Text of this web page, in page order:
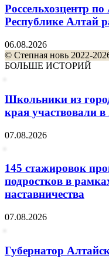
Россельхозцентр
Республике Алтай
06.08.2026
© Степная новь 2022-
БОЛЬШЕ ИСТОРИЙ
Школьники из
края участвовали
07.08.2026
145 стажировок
подростков в
наставничества
07.08.2026
Губернатор